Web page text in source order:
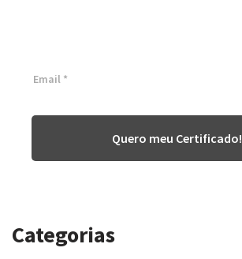
Quero meu Certificado!
Categorias